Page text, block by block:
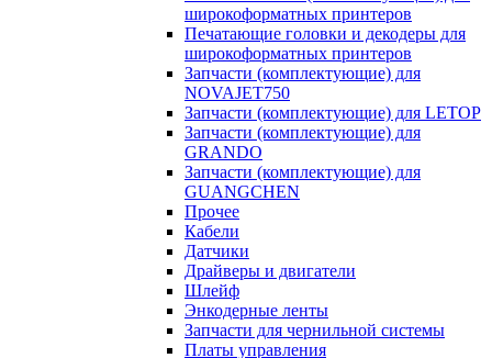
широкоформатных принтеров
Печатающие головки и декодеры для
широкоформатных принтеров
Запчасти (комплектующие) для
NOVAJET750
Запчасти (комплектующие) для LETOP
Запчасти (комплектующие) для
GRANDO
Запчасти (комплектующие) для
GUANGCHEN
Прочее
Кабели
Датчики
Драйверы и двигатели
Шлейф
Энкодерные ленты
Запчасти для чернильной системы
Платы управления